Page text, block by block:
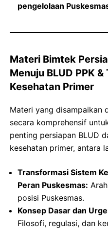
pengelolaan
Materi Bimtek
Menuju BLUD PPK
Kesehatan Primer
Materi yang disampaikan
secara komprehensif
penting persiapan BLUD
kesehatan primer, antara
Transformasi Sistem
Peran Puskesmas:
posisi Puskesmas.
Konsep Dasar dan
Filosofi, regulasi, dan